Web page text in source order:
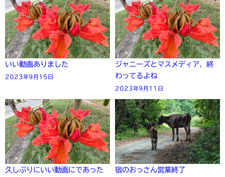
いい動画ありました
2023年9月15日
ジャニーズとマスメディア、終
わってるよね
2023年9月11日
久しぶりにいい動画にであった 宿のおっさん営業終了